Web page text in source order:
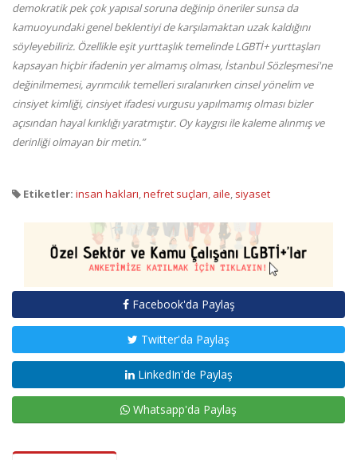
demokratik pek çok yapısal soruna değinip öneriler sunsa da
kamuoyundaki genel beklentiyi de karşılamaktan uzak kaldığını
söyleyebiliriz. Özellikle eşit yurttaşlık temelinde LGBTİ+ yurttaşları
kapsayan hiçbir ifadenin yer almamış olması, İstanbul Sözleşmesi'ne
değinilmemesi, ayrımcılık temelleri sıralanırken cinsel yönelim ve
cinsiyet kimliği, cinsiyet ifadesi vurgusu yapılmamış olması bizler
açısından hayal kırıklığı yaratmıştır. Oy kaygısı ile kaleme alınmış ve
derinliği olmayan bir metin.”
Etiketler: insan hakları,nefret suçları, aile, siyaset
Facebook'da Paylaş
Twitter'da Paylaş
LinkedIn'de Paylaş
Whatsapp'da Paylaş